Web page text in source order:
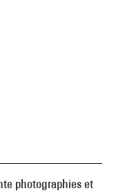
photographies et